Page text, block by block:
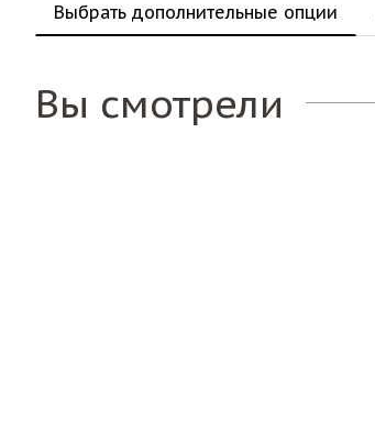
Выбрать дополнительные опции
Вы смотрели